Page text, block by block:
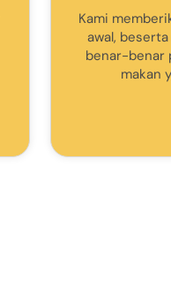
Kami
awal,
benar-benar
makan